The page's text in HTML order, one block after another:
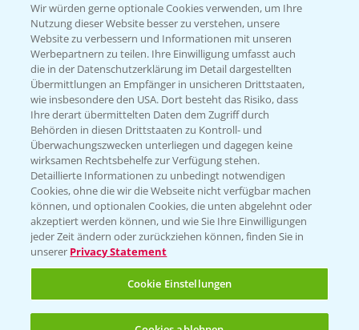
Hilfe in Notfällen
T.+49 (0)214/30-20220
Folgen Sie uns
Allgemeine Nutzungsbedingungen Datenschutzerklärung
Wir würden gerne optionale Cookies verwenden, um Ihre
Nutzung dieser Website besser zu verstehen, unsere
Website zu verbessern und Informationen mit unseren
Werbepartnern zu teilen. Ihre Einwilligung umfasst auch
die in der Datenschutzerklärung im Detail dargestellten
Übermittlungen an Empfänger in unsicheren Drittstaaten,
wie insbesondere den USA. Dort besteht das Risiko, dass
Ihre derart übermittelten Daten dem Zugriff durch
Behörden in diesen Drittstaaten zu Kontroll- und
Überwachungszwecken unterliegen und dagegen keine
wirksamen Rechtsbehelfe zur Verfügung stehen.
Detaillierte Informationen zu unbedingt notwendigen
Cookies, ohne die wir die Webseite nicht verfügbar machen
können, und optionalen Cookies, die unten abgelehnt oder
akzeptiert werden können, und wie Sie Ihre Einwilligungen
jeder Zeit ändern oder zurückziehen können, finden Sie in
unserer Privacy Statement
Cookie Einstellungen